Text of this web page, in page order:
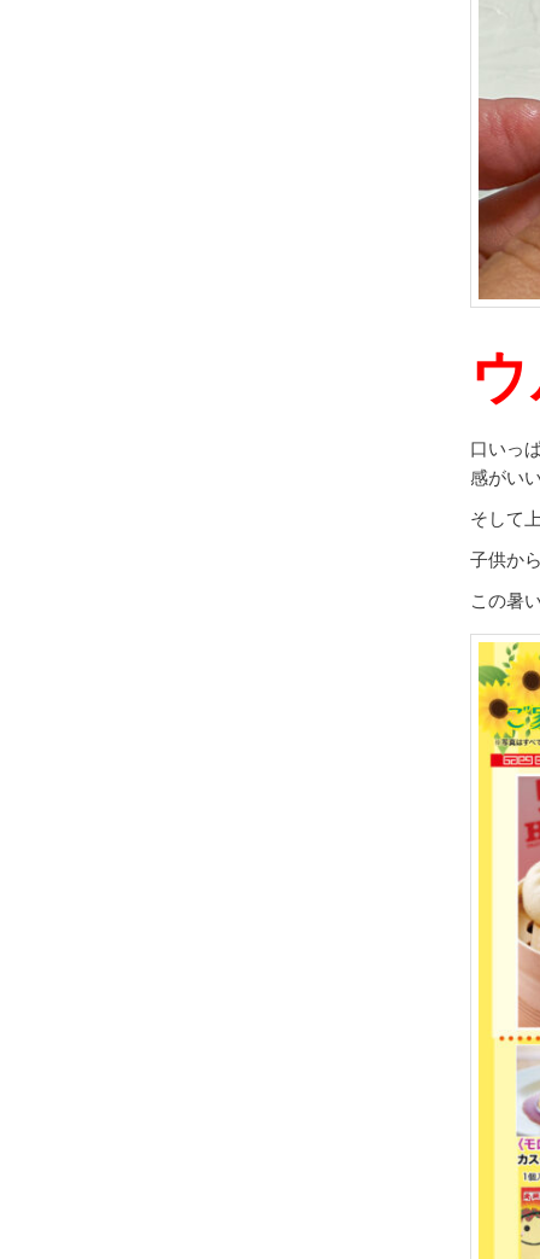
口いっ
感がい
そして
子供か
この暑